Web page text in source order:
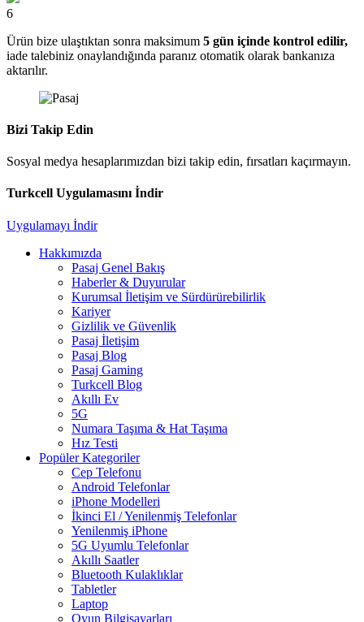
6
Ürün bize ulaştıktan sonra maksimum 5 gün içinde kontrol edilir,
iade talebiniz onaylandığında paranız otomatik olarak bankanıza
aktarılır.
Bizi Takip Edin
Sosyal medya hesaplarımızdan bizi takip edin, fırsatları kaçırmayın.
Turkcell Uygulamasını İndir
Uygulamayı İndir
Hakkımızda
Pasaj Genel Bakış
Haberler & Duyurular
Kurumsal İletişim ve Sürdürürebilirlik
Kariyer
Gizlilik ve Güvenlik
Pasaj İletişim
Pasaj Blog
Pasaj Gaming
Turkcell Blog
Akıllı Ev
5G
Numara Taşıma & Hat Taşıma
Hız Testi
Popüler Kategoriler
Cep Telefonu
Android Telefonlar
iPhone Modelleri
İkinci El / Yenilenmiş Telefonlar
Yenilenmiş iPhone
5G Uyumlu Telefonlar
Akıllı Saatler
Bluetooth Kulaklıklar
Tabletler
Laptop
Oyun Bilgisayarları